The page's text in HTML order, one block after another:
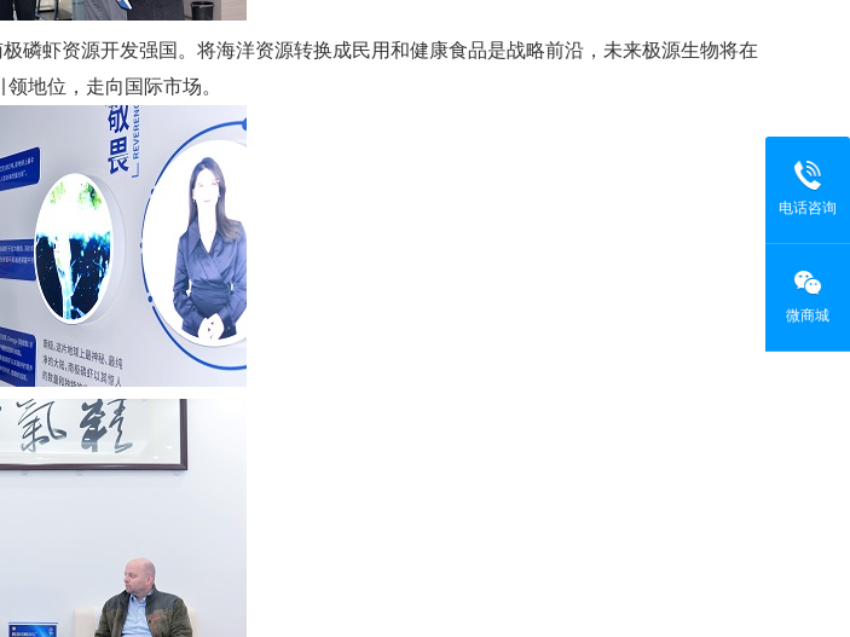
虾资源开发强国。将海洋资源转换成民用和健康食品是战略前沿，未来极源生物将在
地位，走向国际市场。
电话咨询
微商城